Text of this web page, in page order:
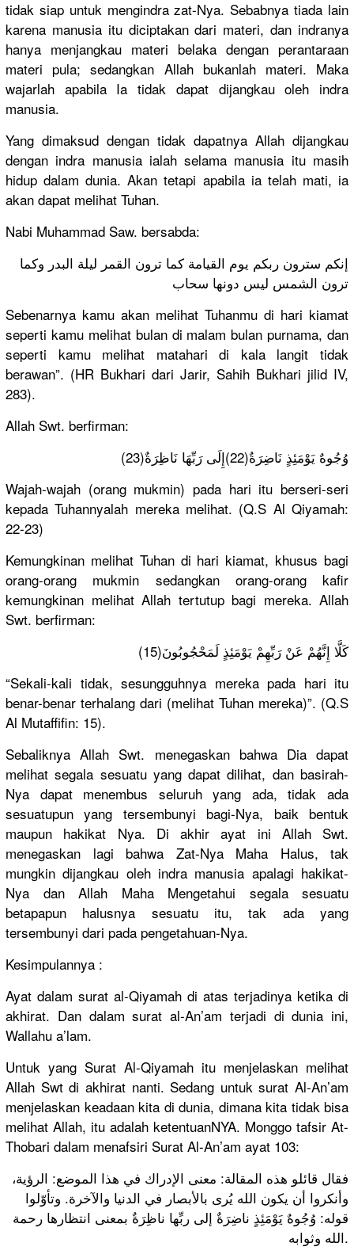
tidak siap untuk mengindra zat-Nya. Sebabnya tiada lain
karena manusia itu diciptakan dari materi, dan indranya
hanya menjangkau materi belaka dengan perantaraan
materi pula; sedangkan Allah bukanlah materi. Maka
wajarlah apabila Ia tidak dapat dijangkau oleh indra
manusia.
Yang dimaksud dengan tidak dapatnya Allah dijangkau
dengan indra manusia ialah selama manusia itu masih
hidup dalam dunia. Akan tetapi apabila ia telah mati, ia
akan dapat melihat Tuhan.
Nabi Muhammad Saw. bersabda:
إنكم سترون ربكم يوم القيامة كما ترون القمر ليلة البدر وكما
ترون الشمس ليس دونها سحاب
Sebenarnya kamu akan melihat Tuhanmu di hari kiamat
seperti kamu melihat bulan di malam bulan purnama, dan
seperti kamu melihat matahari di kala langit tidak
berawan”. (HR Bukhari dari Jarir, Sahih Bukhari jilid IV,
283).
Allah Swt. berfirman:
وُجُوهٌ يَوْمَئِذٍ نَاضِرَةٌ(22)إِلَى رَبِّهَا نَاظِرَةٌ(23)
Wajah-wajah (orang mukmin) pada hari itu berseri-seri
kepada Tuhannyalah mereka melihat. (Q.S Al Qiyamah:
22-23)
Kemungkinan melihat Tuhan di hari kiamat, khusus bagi
orang-orang mukmin sedangkan orang-orang kafir
kemungkinan melihat Allah tertutup bagi mereka. Allah
Swt. berfirman:
كَلَّا إِنَّهُمْ عَنْ رَبِّهِمْ يَوْمَئِذٍ لَمَحْجُوبُونَ(15)
“Sekali-kali tidak, sesungguhnya mereka pada hari itu
benar-benar terhalang dari (melihat Tuhan mereka)”. (Q.S
Al Mutaffifin: 15).
Sebaliknya Allah Swt. menegaskan bahwa Dia dapat
melihat segala sesuatu yang dapat dilihat, dan basirah-
Nya dapat menembus seluruh yang ada, tidak ada
sesuatupun yang tersembunyi bagi-Nya, baik bentuk
maupun hakikat Nya. Di akhir ayat ini Allah Swt.
menegaskan lagi bahwa Zat-Nya Maha Halus, tak
mungkin dijangkau oleh indra manusia apalagi hakikat-
Nya dan Allah Maha Mengetahui segala sesuatu
betapapun halusnya sesuatu itu, tak ada yang
tersembunyi dari pada pengetahuan-Nya.
Kesimpulannya :
Ayat dalam surat al-Qiyamah di atas terjadinya ketika di
akhirat. Dan dalam surat al-An’am terjadi di dunia ini,
Wallahu a’lam.
Untuk yang Surat Al-Qiyamah itu menjelaskan melihat
Allah Swt di akhirat nanti. Sedang untuk surat Al-An’am
menjelaskan keadaan kita di dunia, dimana kita tidak bisa
melihat Allah, itu adalah ketentuanNYA. Monggo tafsir At-
Thobari dalam menafsiri Surat Al-An’am ayat 103:
فقال قائلو هذه المقالة: معنى الإدراك في هذا الموضع: الرؤية،
وأنكروا أن يكون الله يُرى بالأبصار في الدنيا والآخرة. وتأوّلوا
قوله: وُجُوهٌ يَوْمَئِذٍ ناضِرَةٌ إلى ربِّها ناظِرَةٌ بمعنى انتظارها رحمة
الله وثوابه.